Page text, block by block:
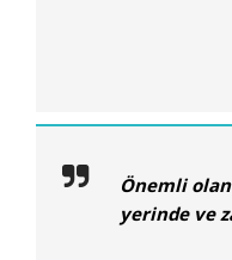
Önemli
yerinde ve